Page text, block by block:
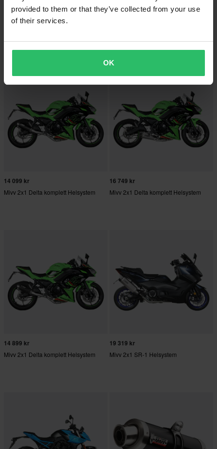
provided to them or that they’ve collected from your use
of their services.
OK
8 799 kr
14 099 kr
Mivv 2x1 Delta komplett Helsystem
16 749 kr
Mivv 2x1 Delta komplett Helsystem
14 899 kr
Mivv 2x1 Delta komplett Helsystem
19 319 kr
Mivv 2x1 SR-1 Helsystem